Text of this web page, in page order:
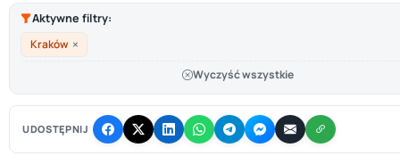
Aktywne filtry:
Kraków ×
Wyczyść wszystkie
UDOSTĘPNIJ